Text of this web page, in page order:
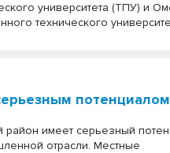
университета (ТПУ) и
технического
потенциалом
район имеет серьезный
отрасли. Местные